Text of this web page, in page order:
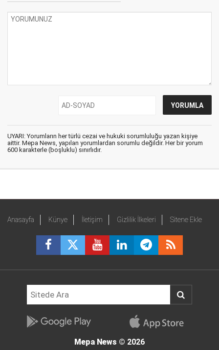
UYARI: Yorumların her türlü cezai ve hukuki sorumluluğu yazan kişiye
aittir. Mepa News, yapılan yorumlardan sorumlu değildir. Her bir yorum
600 karakterle (boşluklu) sınırlıdır.
Anasayfa Künye İletişim Gizlilik İlkeleri Sitene Ekle
Mepa News © 2026